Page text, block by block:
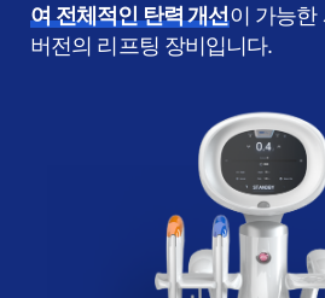
여 전체적인 탄력 개선이 가능한
버전의 리프팅 장비입니다.